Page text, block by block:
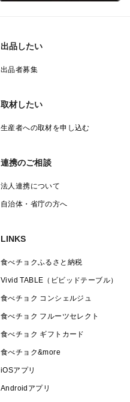
出品したい
出品者募集
取材したい
生産者への取材を申し込む
連携のご相談
法人連携について
自治体・省庁の方へ
LINKS
食べチョクふるさと納税
Vivid TABLE（ビビッドテーブル）
食べチョク コンシェルジュ
食べチョク フルーツセレクト
食べチョク ギフトカード
食べチョク&more
iOSアプリ
Androidアプリ